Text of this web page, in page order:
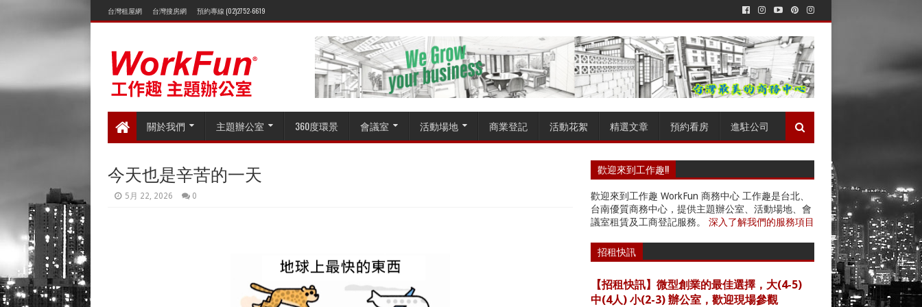
台灣租屋網 台灣搜房網 預約專線 (02)2752-6619
關於我們 主題辦公室 360度環景 會議室 活動場地 商業登記 活動花絮 精選文章 預約看房 進駐公司
今天也是辛苦的一天
5月 22, 2026 0
歡迎來到工作趣!!
歡迎來到工作趣 WorkFun 商務中心 工作趣是台北、
台南優質商務中心，提供主題辦公室、活動場地、會
議室租賃及工商登記服務。 深入了解我們的服務項目
招租快訊
【招租快訊】微型創業的最佳選擇，大(4-5)
中(4人) 小(2-3) 辦公室，歡迎現場參觀